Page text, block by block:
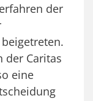
der
der Caritas
eine